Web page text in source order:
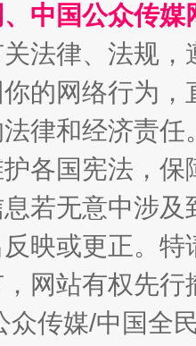
魏明亮
中国公众传
法律、法规
的网络行为
律和经济责
各国宪法，
若无意中涉
映或更正。
网站有权先
众传媒/中国全